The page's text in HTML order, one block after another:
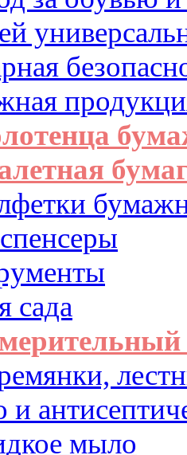
сада
мыло